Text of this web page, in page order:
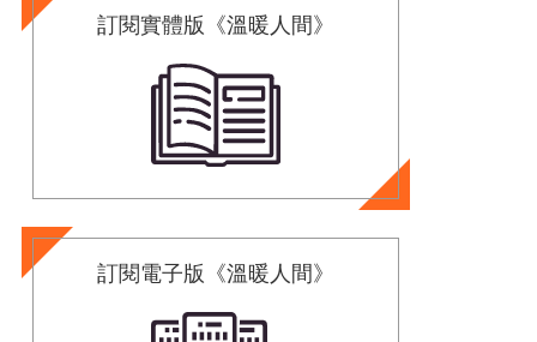
訂閱實體版《溫暖人間》
訂閱電子版《溫暖人間》